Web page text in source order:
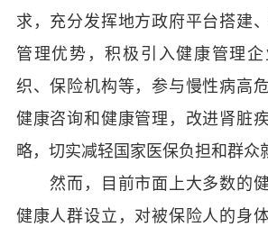
求，充分发挥地方政府平台搭建
管理优势，积极引入健康管理
织、保险机构等，参与慢性病高
健康咨询和健康管理，改进肾脏
略，切实减轻国家医保负担和群众
然而，目前市面上大多数的
健康人群设立，对被保险人的身